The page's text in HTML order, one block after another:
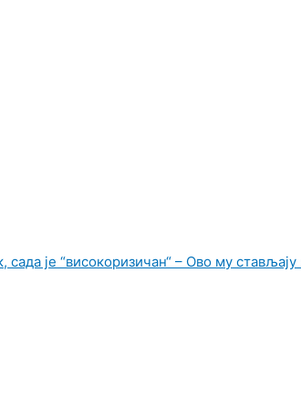
је “високоризичан“ – Ово му стављају